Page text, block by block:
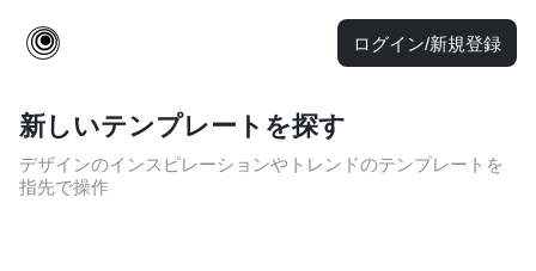
ログイン/新規登録
新しいテンプレートを探す
デザインのインスピレーションやトレンドのテンプレートを
指先で操作